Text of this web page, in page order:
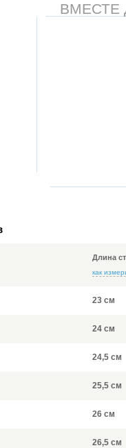
ВМЕСТЕ
Длина
как
23 см
24 см
24,5 см
25,5 см
26 см
26,5 см